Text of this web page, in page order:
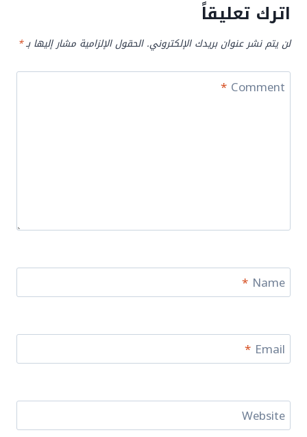
اترك تعليقاً
لن يتم نشر عنوان بريدك الإلكتروني. الحقول الإلزامية مشار إليها بـ*
Comment
*
Name
*
Email
*
Website